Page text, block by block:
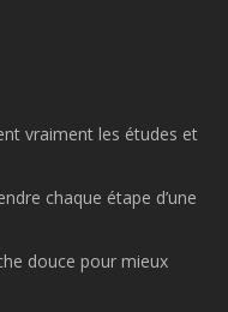
vraiment les études et
chaque étape d’une
douce pour mieux